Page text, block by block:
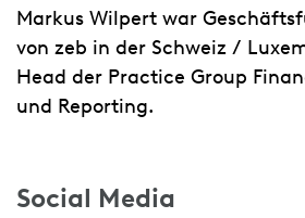
Markus Wilpert war
von zeb in der Schweiz /
Head der Practice Group
und Reporting.
Social Media